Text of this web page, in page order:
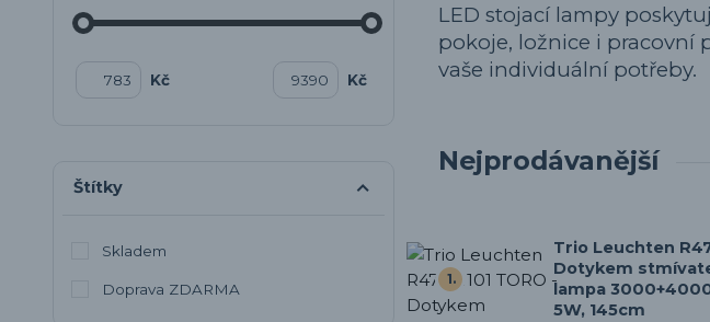
LED stojací lampy
pokoje, ložnice i pracovní
vaše individuální potřeby.
Nejprodávanější
1.
Trio Leuchten
Dotykem
lampa
5W, 145cm
Kč Kč
Štítky
Skladem
Doprava ZDARMA